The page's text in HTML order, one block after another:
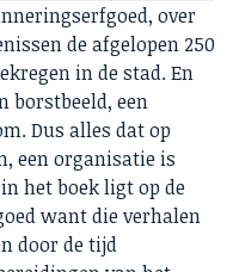
over
de afgelopen 250
in de stad. En
borstbeeld, een
Dus alles dat op
een organisatie is
het boek ligt op de
want die verhalen
door de tijd